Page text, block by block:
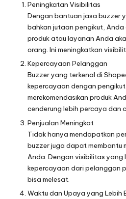
Peningkatan Visibilitas
Dengan bantuan jasa buzzer
bahkan jutaan pengikut,
produk atau layanan Anda
orang. Ini meningkatkan
Kepercayaan Pelanggan
Buzzer yang terkenal di
kepercayaan dengan pengikut
merekomendasikan produk
cenderung lebih percaya dan
Penjualan Meningkat
Tidak hanya mendapatkan
buzzer juga dapat membantu
Anda. Dengan visibilitas yang
kepercayaan dari pelanggan
bisa melesat.
Waktu dan Upaya yang Lebih